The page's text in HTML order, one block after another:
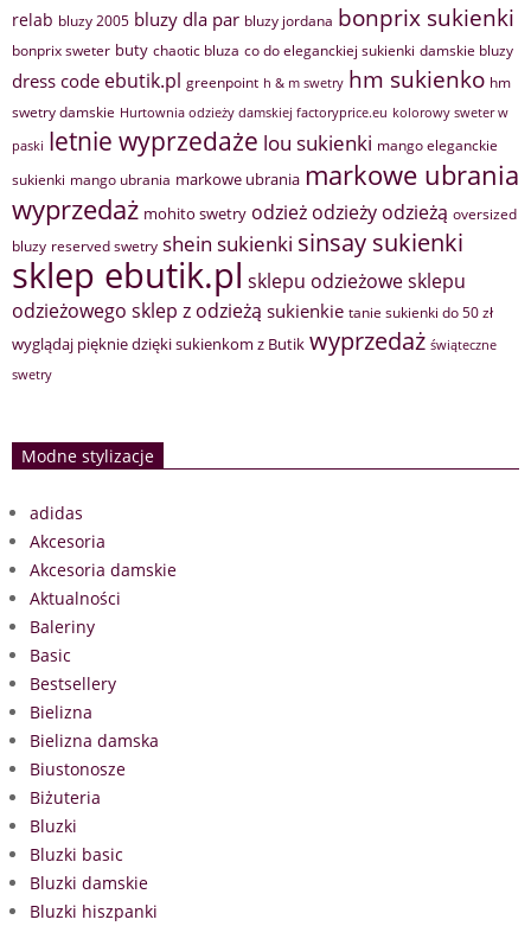
relab bluzy 2005 bluzy dla par bluzy jordana bonprix sukienki
bonprix sweter buty chaotic bluza co do eleganckiej sukienki damskie bluzy
dress code ebutik.pl greenpoint h & m swetry hm sukienko hm
swetry damskie Hurtownia odzieży damskiej factoryprice.eu kolorowy sweter w
paski letnie wyprzedaże lou sukienki mango eleganckie
sukienki mango ubrania markowe ubrania markowe ubrania
wyprzedaż mohito swetry odzież odzieży odzieżą oversized
bluzy reserved swetry shein sukienki sinsay sukienki
sklep ebutik.pl sklepu odzieżowesklepu
odzieżowego sklep z odzieżą sukienkie tanie sukienki do 50 zł
wyglądaj pięknie dzięki sukienkom z Butik wyprzedaż świąteczne
swetry
Modne stylizacje
adidas
Akcesoria
Akcesoria damskie
Aktualności
Baleriny
Basic
Bestsellery
Bielizna
Bielizna damska
Biustonosze
Biżuteria
Bluzki
Bluzki basic
Bluzki damskie
Bluzki hiszpanki